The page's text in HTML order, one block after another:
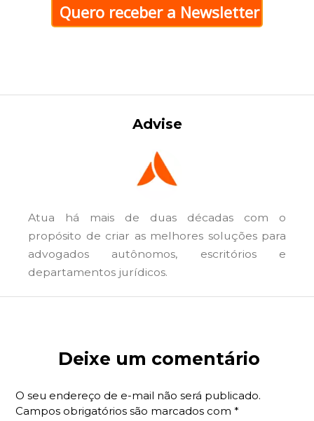
Quero receber a Newsletter
Advise
Atua há mais de duas décadas com o
propósito de criar as melhores soluções para
advogados autônomos, escritórios e
departamentos jurídicos.
Deixe um comentário
O seu endereço de e-mail não será publicado.
Campos obrigatórios são marcados com*